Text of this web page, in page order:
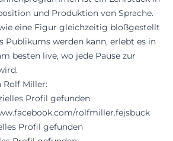
und Produktion von Sprache.
eine Figur gleichzeitig bloßgestellt
Publikums werden kann, erlebt es in
besten live, wo jede Pause zur
Rolf Miller:
Profil gefunden
rolfmiller.fejsbuck
Profil gefunden